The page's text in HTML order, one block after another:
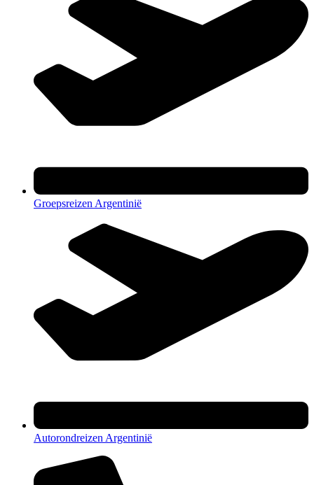
Groepsreizen Argentinië
Autorondreizen Argentinië